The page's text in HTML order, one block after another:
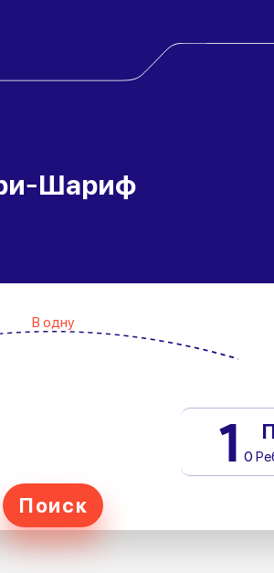
Шариф
В одну
1 0
Поиск